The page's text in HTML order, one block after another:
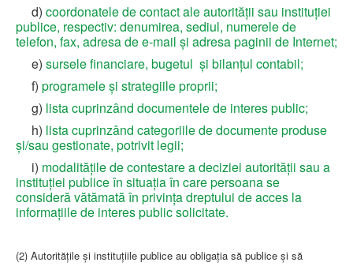
d) coordonatele de contact ale autorităţii sau instituţiei
publice, respectiv: denumirea, sediul, numerele de
telefon, fax, adresa de e-mail şi adresa paginii de Internet;
e) sursele financiare, bugetul şi bilanţul contabil;
f) programele şi strategiile proprii;
g) lista cuprinzând documentele de interes public;
h) lista cuprinzând categoriile de documente produse
şi/sau gestionate, potrivit legii;
i) modalităţile de contestare a deciziei autorităţii sau a
instituţiei publice în situaţia în care persoana se
consideră vătămată în privinţa dreptului de acces la
informaţiile de interes public solicitate.
(2) Autorităţile şi instituţiile publice au obligaţia să publice şi să